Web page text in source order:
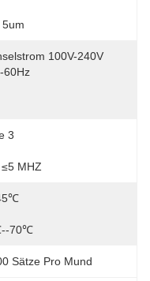
100V-240V
60Hz
3
≤5 MHZ
70℃
Sätze Pro Mund